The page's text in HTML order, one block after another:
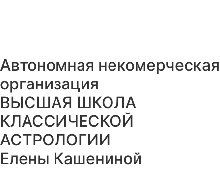
Автономная некомерческая
организация
ВЫСШАЯ ШКОЛА
КЛАССИЧЕСКОЙ
АСТРОЛОГИИ
Елены Кашениной